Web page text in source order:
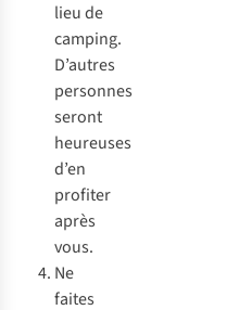
lieu de
camping.
D’autres
personnes
seront
heureuses
d’en
profiter
après
vous.
Ne
faites